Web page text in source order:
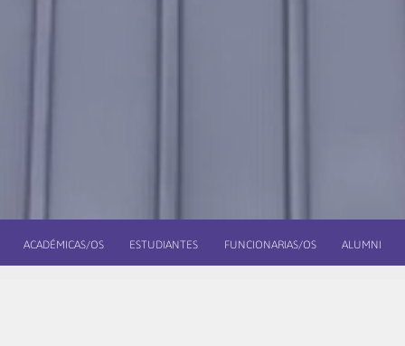
ACADÉMICAS/OS ESTUDIANTES FUNCIONARIAS/OS ALUMNI